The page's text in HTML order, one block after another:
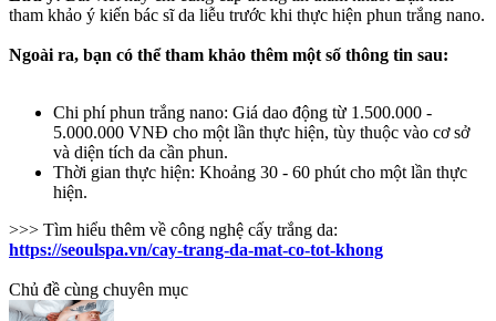
tham khảo ý kiến bác sĩ da liễu trước khi thực hiện phun trắng nano.
Ngoài ra, bạn có thể tham khảo thêm một số thông tin sau:
Chi phí phun trắng nano: Giá dao động từ 1.500.000 -
5.000.000 VNĐ cho một lần thực hiện, tùy thuộc vào cơ sở
và diện tích da cần phun.
Thời gian thực hiện: Khoảng 30 - 60 phút cho một lần thực
hiện.
>>> Tìm hiểu thêm về công nghệ cấy trắng da:
https://seoulspa.vn/cay-trang-da-mat-co-tot-khong
Chủ đề cùng chuyên mục